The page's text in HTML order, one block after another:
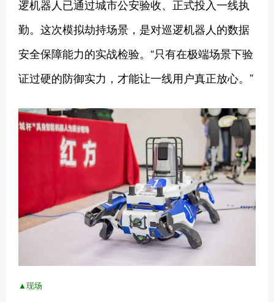
逻机器人已通过城市公安验收、正式投入一线执
勤。这次模拟劫持场景，是对巡逻机器人的数据
安全保障能力的实战检验。“只有在极端场景下验
证过硬的防御实力，才能让一线用户真正放心。”
▲现场